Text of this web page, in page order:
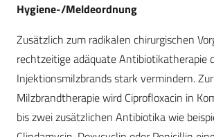
Hygiene-/Meldeordnung
Zusätzlich zum radikalen chirurgischen
rechtzeitige adäquate Antibiotikatherapie
Injektionsmilzbrands stark vermindern. Zur
Milzbrandtherapie wird Ciprofloxacin in
bis zwei zusätzlichen Antibiotika wie